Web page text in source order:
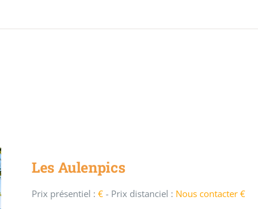
Les Aulenpics
Prix présentiel : €- Prix distanciel : Nous contacter €